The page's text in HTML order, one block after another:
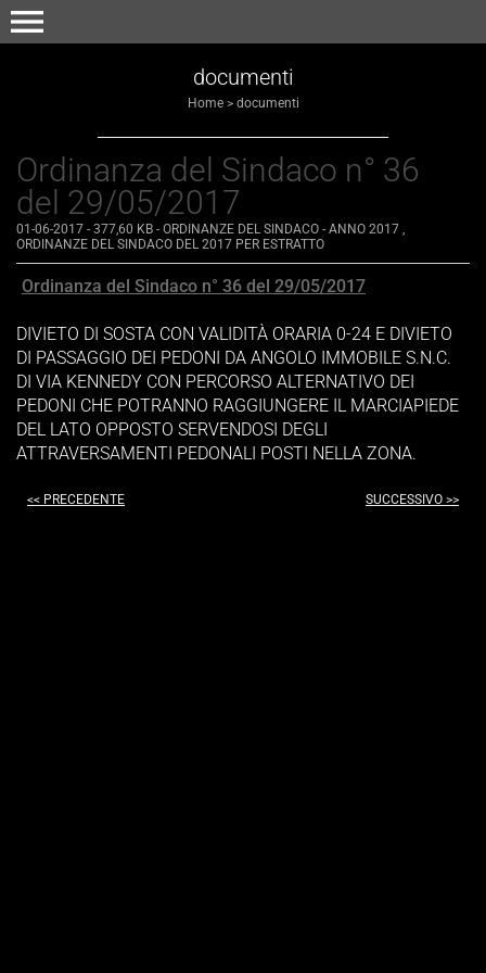
menu
documenti
Home> documenti
Ordinanza del Sindaco n° 36
del 29/05/2017
01-06-2017 - 377,60 KB - ORDINANZE DEL SINDACO - ANNO 2017 ,
ORDINANZE DEL SINDACO DEL 2017 PER ESTRATTO
Ordinanza del Sindaco n° 36 del 29/05/2017
DIVIETO DI SOSTA CON VALIDITÀ ORARIA 0-24 E DIVIETO
DI PASSAGGIO DEI PEDONI DA ANGOLO IMMOBILE S.N.C.
DI VIA KENNEDY CON PERCORSO ALTERNATIVO DEI
PEDONI CHE POTRANNO RAGGIUNGERE IL MARCIAPIEDE
DEL LATO OPPOSTO SERVENDOSI DEGLI
ATTRAVERSAMENTI PEDONALI POSTI NELLA ZONA.
<< PRECEDENTE SUCCESSIVO >>